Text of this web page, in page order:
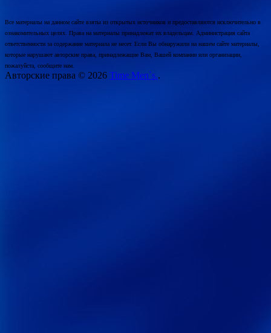
Все материалы на данном сайте взяты из открытых источников и предоставляются исключительно в
ознакомительных целях. Права на материалы принадлежат их владельцам. Администрация сайта
ответственности за содержание материала не несет. Если Вы обнаружили на нашем сайте материалы,
которые нарушают авторские права, принадлежащие Вам, Вашей компании или организации,
пожалуйста, сообщите нам.
Авторские права © 2026 Time Men`s..